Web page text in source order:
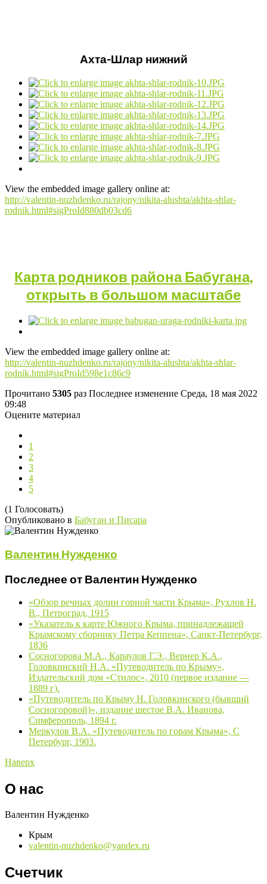
Ахта-Шлар нижний
View the embedded image gallery online at:
http://valentin-nuzhdenko.ru/rajony/nikita-alushta/akhta-shlar-
rodnik.html#sigProId880db03cd6
Карта родников района Бабугана,
открыть в большом масштабе
View the embedded image gallery online at:
http://valentin-nuzhdenko.ru/rajony/nikita-alushta/akhta-shlar-
rodnik.html#sigProId598e1c86c9
Прочитано 5305 раз Последнее изменение Среда, 18 мая 2022
09:48
Оцените материал
1
2
3
4
5
(1 Голосовать)
Опубликовано в Бабуган и Писара
Валентин Нужденко
Последнее от Валентин Нужденко
«Обзор речных долин горной части Крыма», Рухлов Н.
В., Петроград, 1915
«Указатель к карте Южного Крыма, принадлежащей
Крымскому сборнику Петра Кеппена», Санкт-Петербург,
1836
Сосногорова М.А., Караулов Г.Э., Вернер К.А.,
Головкинский Н.А. «Путеводитель по Крыму»,
Издательский дом «Стилос», 2010 (первое издание —
1889 г).
«Путеводитель по Крыму Н. Головкинского (бывший
Сосногоровой)», издание шестое В.А. Иванова,
Симферополь, 1894 г.
Меркулов В.А. «Путеводитель по горам Крыма», С
Петербург, 1903.
Наверх
О нас
Валентин Нужденко
Крым
valentin-nuzhdenko@yandex.ru
Счетчик